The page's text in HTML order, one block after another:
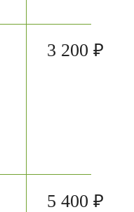
3 200 ₽
5 400 ₽